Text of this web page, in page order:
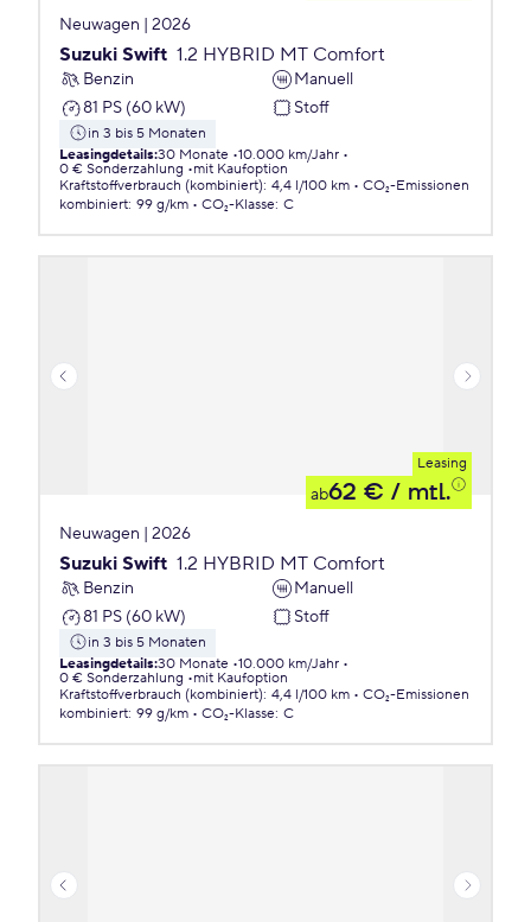
Neuwagen | 2026
Suzuki Swift 1.2 HYBRID MT Comfort
Benzin
Manuell
81 PS (60 kW)
Stoff
in 3 bis 5 Monaten
Leasingdetails:30 Monate 10.000 km/Jahr
0 € Sonderzahlung
mit Kaufoption
Kraftstoffverbrauch (kombiniert): 4,4 l/100 km
CO₂-Emissionen
kombiniert: 99 g/km CO₂-Klasse: C
Leasing
ab62 € / mtl.
Neuwagen | 2026
Suzuki Swift 1.2 HYBRID MT Comfort
Benzin
Manuell
81 PS (60 kW)
Stoff
in 3 bis 5 Monaten
Leasingdetails:30 Monate 10.000 km/Jahr
0 € Sonderzahlung
mit Kaufoption
Kraftstoffverbrauch (kombiniert): 4,4 l/100 km
CO₂-Emissionen
kombiniert: 99 g/km CO₂-Klasse: C